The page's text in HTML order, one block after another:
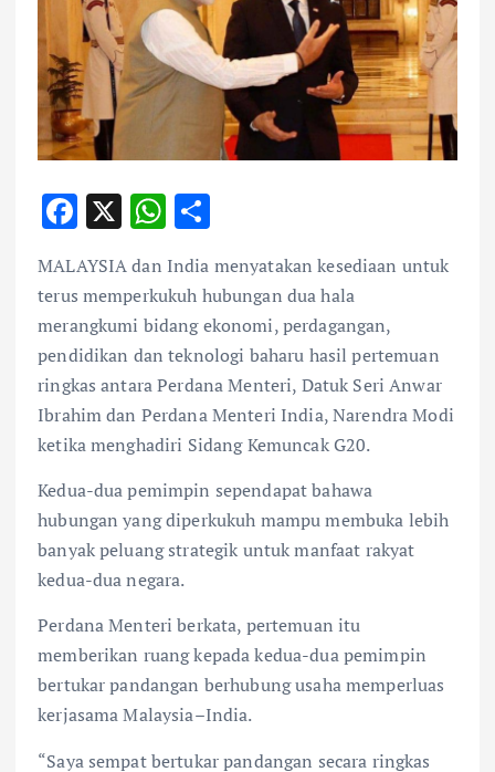
F
e
b
o
o
k
X W
at
s
A
p
p
ar
e
MALAYSIA dan India menyatakan kesediaan untuk
terus memperkukuh hubungan dua hala
merangkumi bidang ekonomi, perdagangan,
pendidikan dan teknologi baharu hasil pertemuan
ringkas antara Perdana Menteri, Datuk Seri Anwar
Ibrahim dan Perdana Menteri India, Narendra Modi
ketika menghadiri Sidang Kemuncak G20.
Kedua-dua pemimpin sependapat bahawa
hubungan yang diperkukuh mampu membuka lebih
banyak peluang strategik untuk manfaat rakyat
kedua-dua negara.
Perdana Menteri berkata, pertemuan itu
memberikan ruang kepada kedua-dua pemimpin
bertukar pandangan berhubung usaha memperluas
kerjasama Malaysia–India.
“Saya sempat bertukar pandangan secara ringkas